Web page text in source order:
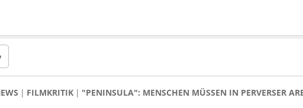
FILMKRITIK "PENINSULA": MENSCHEN MÜSSEN IN PERVERSER